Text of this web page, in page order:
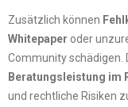
Zusätzlich können
Whitepaper oder
Community schädigen.
Beratungsleistung im
und rechtliche Risiken